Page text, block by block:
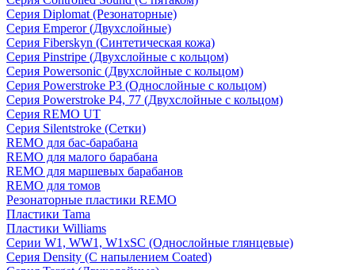
Серия Diplomat (Резонаторные)
Серия Emperor (Двухслойные)
Серия Fiberskyn (Синтетическая кожа)
Серия Pinstripe (Двухслойные с кольцом)
Серия Powersonic (Двухслойные с кольцом)
Серия Powerstroke P3 (Однослойные с кольцом)
Серия Powerstroke P4, 77 (Двухслойные с кольцом)
Серия REMO UT
Серия Silentstroke (Сетки)
REMO для бас-барабана
REMO для малого барабана
REMO для маршевых барабанов
REMO для томов
Резонаторные пластики REMO
Пластики Tama
Пластики Williams
Серии W1, WW1, W1xSC (Однослойные глянцевые)
Серия Density (C напылением Coated)